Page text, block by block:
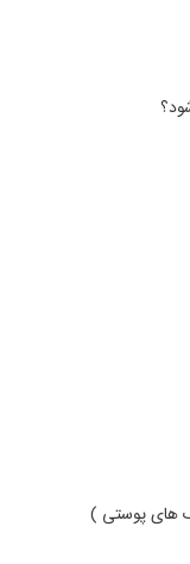
های پوستی )